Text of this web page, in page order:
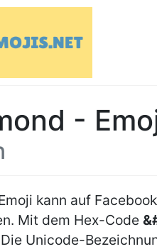
-
kann auf
Mit dem Hex-Code
Unicode-